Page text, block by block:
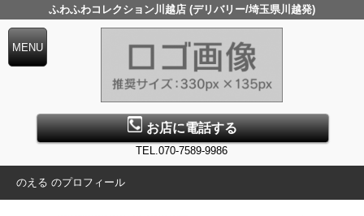
ふわふわコレクション川越店 (デリバリー/埼玉県川越発)
お店に電話する
TEL.070-7589-9986
のえる のプロフィール